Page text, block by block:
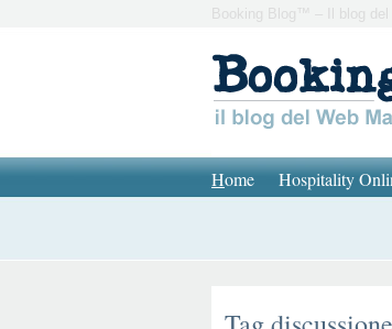
Booking Blog™ – Il blog del
Home Hospitality